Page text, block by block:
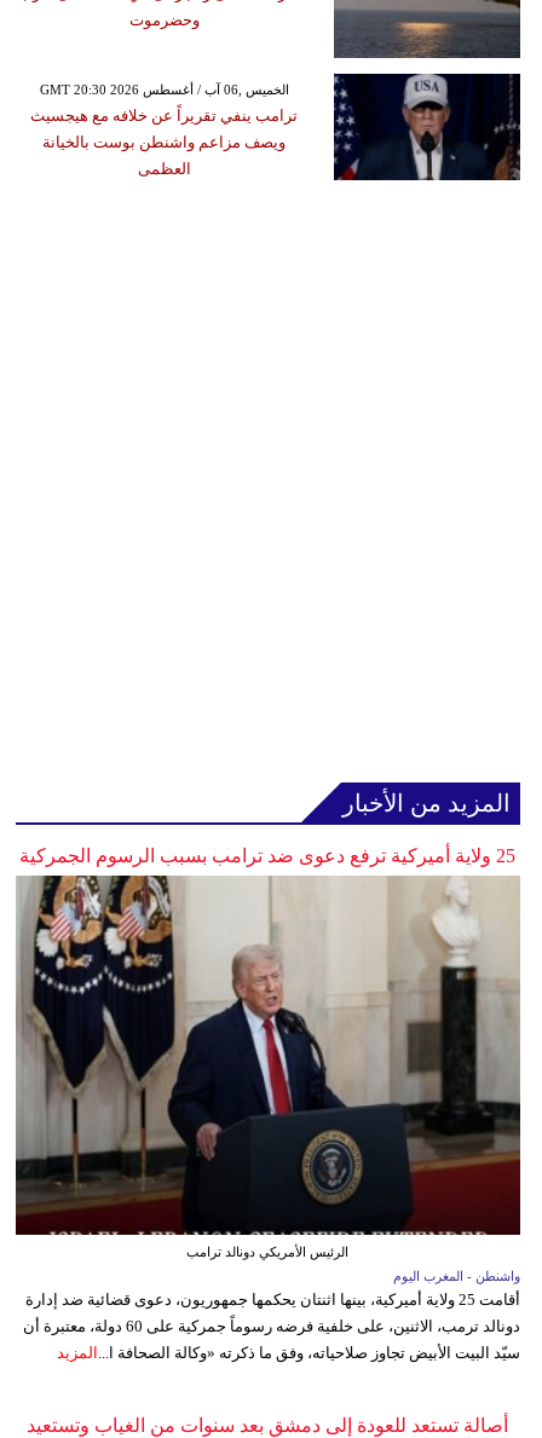
وحضرموت
GMT 20:30 2026 الخميس ,06 آب / أغسطس
ترامب ينفي تقريراً عن خلافه مع هيجسيث
ويصف مزاعم واشنطن بوست بالخيانة
العظمى
المزيد من الأخبار
25 ولاية أميركية ترفع دعوى ضد ترامب بسبب الرسوم الجمركية
الرئيس الأمريكي دونالد ترامب
واشنطن - المغرب اليوم
أقامت 25 ولاية أميركية، بينها اثنتان يحكمها جمهوريون، دعوى قضائية ضد إدارة
دونالد ترمب، الاثنين، على خلفية فرضه رسوماً جمركية على 60 دولة، معتبرة أن
سيّد البيت الأبيض تجاوز صلاحياته، وفق ما ذكرته «وكالة الصحافة ا... المزيد
أصالة تستعد للعودة إلى دمشق بعد سنوات من الغياب وتستعيد